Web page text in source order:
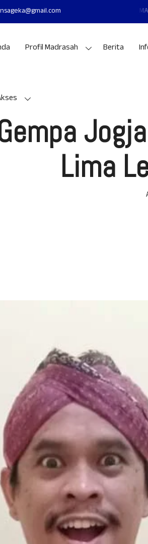
1 GUNUNGKIDUL MANTAP - MANDIRI -
Profil Madrasah Berita
Lima